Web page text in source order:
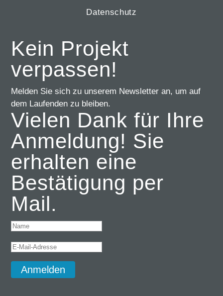
Datenschutz
Kein Projekt
verpassen!
Melden Sie sich zu unserem Newsletter an, um auf
dem Laufenden zu bleiben.
Vielen Dank für Ihre
Anmeldung! Sie
erhalten eine
Bestätigung per
Mail.
Anmelden